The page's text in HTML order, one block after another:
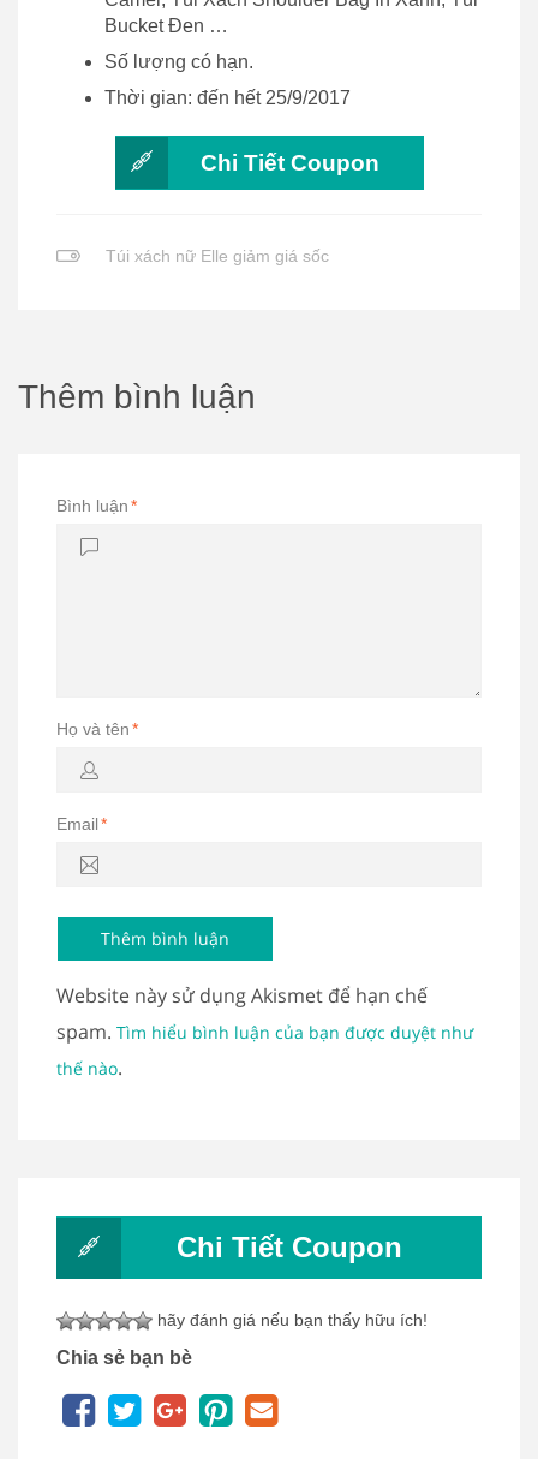
Bucket Đen …
Số lượng có hạn.
Thời gian: đến hết 25/9/2017
Chi Tiết Coupon
Túi xách nữ Elle giảm giá sốc
Thêm bình luận
Bình luận*
Họ và tên*
Email*
Website này sử dụng Akismet để hạn chế
spam. Tìm hiểu bình luận của bạn được duyệt như
thế nào.
Chi Tiết Coupon
hãy đánh giá nếu bạn thấy hữu ích!
Chia sẻ bạn bè